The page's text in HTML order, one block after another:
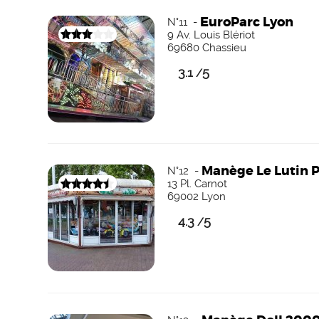
N°11 - EuroParc Lyon
9 Av. Louis Blériot
69680 Chassieu
3.1 /5
N°12 - Manège Le Lutin
13 Pl. Carnot
69002 Lyon
4.3 /5